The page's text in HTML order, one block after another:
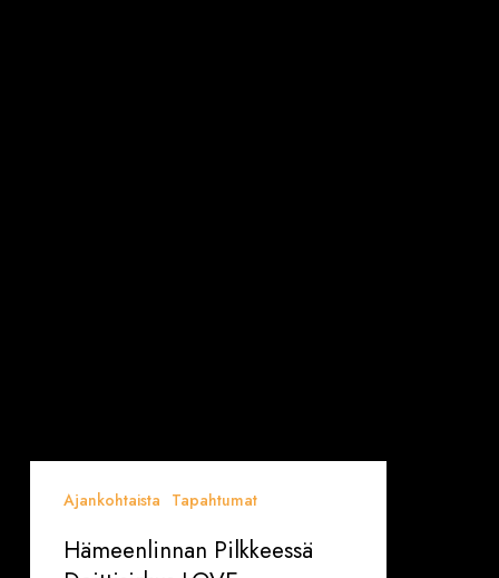
Ajankohtaista Tapahtumat
Hämeenlinnan Pilkkeessä